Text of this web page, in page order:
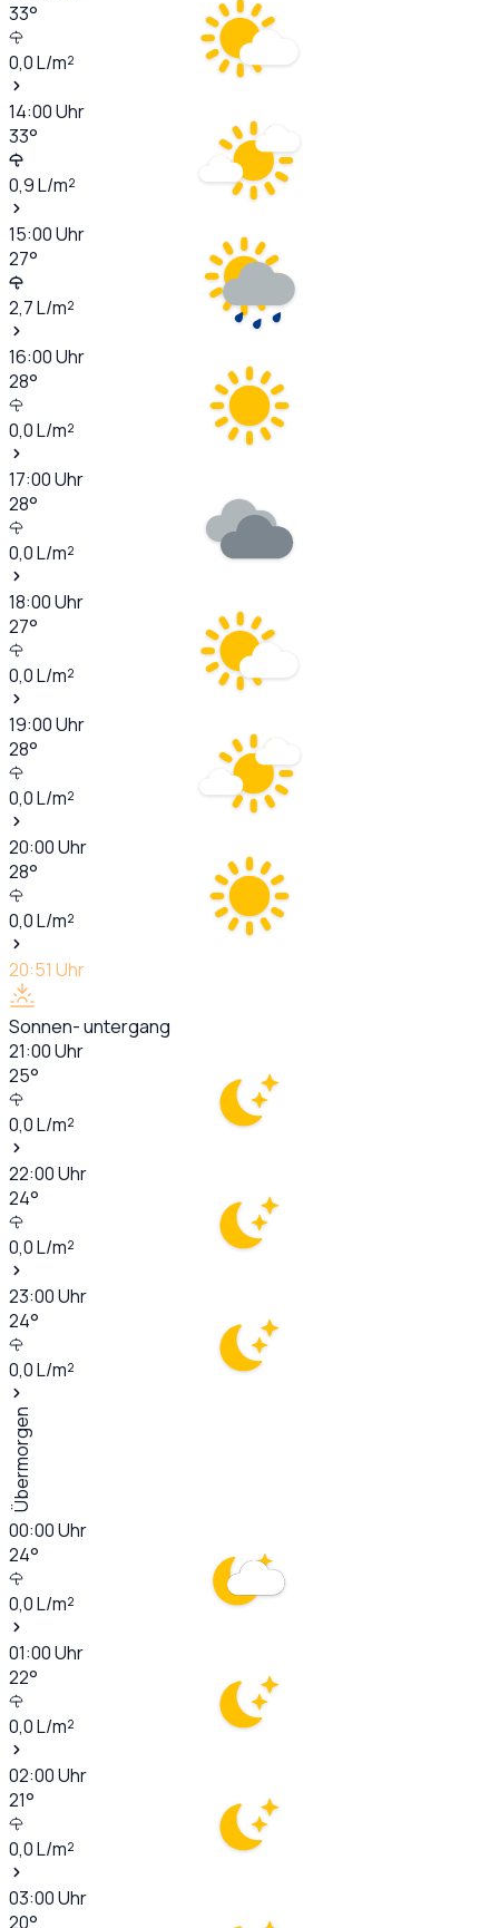
33°
0,0L/m²
14:00Uhr
33°
0,9L/m²
15:00Uhr
27°
2,7L/m²
16:00Uhr
28°
0,0L/m²
17:00Uhr
28°
0,0L/m²
18:00Uhr
27°
0,0L/m²
19:00Uhr
28°
0,0L/m²
20:00Uhr
28°
0,0L/m²
20:51 Uhr
Sonnen- untergang
21:00Uhr
25°
0,0L/m²
22:00Uhr
24°
0,0L/m²
23:00Uhr
24°
0,0L/m²
Übermorgen
00:00Uhr
24°
0,0L/m²
01:00Uhr
22°
0,0L/m²
02:00Uhr
21°
0,0L/m²
03:00Uhr
20°